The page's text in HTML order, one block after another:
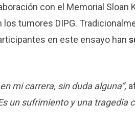
con el Memorial
tumores DIPG.
en este ensayo han
mi carrera, sin duda alguna”,
un sufrimiento y una tragedia